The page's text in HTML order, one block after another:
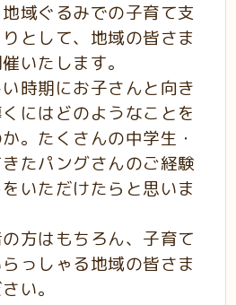
域ぐるみでの子育て支
として、地域の皆さま
いたします。
時期にお子さんと向き
にはどのようなことを
。たくさんの中学生・
たパングさんのご経験
いただけたらと思いま
方はもちろん、子育て
っしゃる地域の皆さま
い。